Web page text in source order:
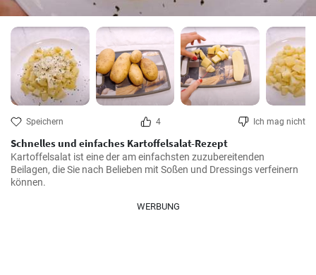
Speichern 4 Ich mag nicht
Schnelles und einfaches Kartoffelsalat-Rezept
Kartoffelsalat ist eine der am einfachsten zuzubereitenden
Beilagen, die Sie nach Belieben mit Soßen und Dressings verfeinern
können.
WERBUNG